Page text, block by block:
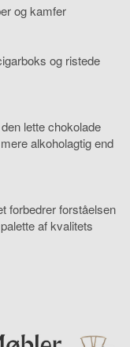
og kamfer
og ristede
lette chokolade
alkoholagtig end
forbedrer forståelsen
af kvalitets